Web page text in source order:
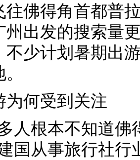
往佛得角首都普
州出发的搜索量
不少计划暑期出
为何受到关注
人根本不知道
国从事旅行社